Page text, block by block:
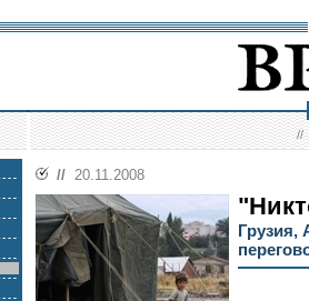
//
// 20.11.2008
Грузия,